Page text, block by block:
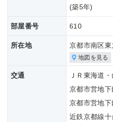
(築5年)
部屋番号 610
所在地 京都市南区
地図を見る
交通
ＪＲ東海道
京都市営地
京都市営地
近鉄京都線